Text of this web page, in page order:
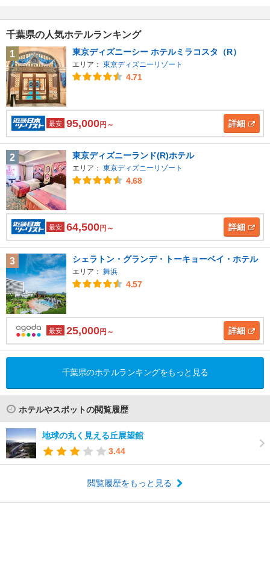
千葉県の人気ホテルランキング
1
東京ディズニーシー ホテルミラコスタ（R）
エリア： 東京ディズニーリゾート
4.71
最安 95,000円～ 詳細
2 東京ディズニーランド(R)ホテル
エリア： 東京ディズニーリゾート
4.68
最安 64,500円～ 詳細
3 シェラトン・グランデ・トーキョーベイ・ホテル
エリア： 舞浜
4.57
最安 25,000円～ 詳細
千葉県のホテルランキングをもっと見る
ホテルやスポットの閲覧履歴
地球の丸く見える丘展望館
3.44
閲覧履歴をもっと見る